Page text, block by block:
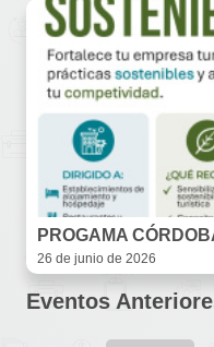
PROGAMA
26 de junio de 2026
Eventos